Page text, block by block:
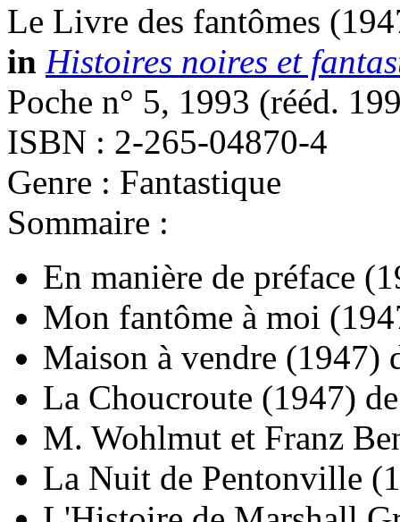
Le Livre des fantômes
in Histoires noires et
Poche n° 5, 1993 (rééd.
ISBN : 2-265-04870-4
Genre : Fantastique
Sommaire :
En manière de préface
Mon fantôme à moi
Maison à vendre (1947)
La Choucroute (1947)
M. Wohlmut et Franz
La Nuit de Pentonville